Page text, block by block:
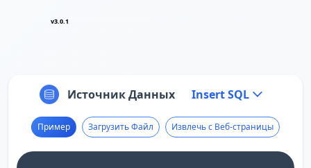
v3.0.1
Источник Данных Insert SQL
Пример Загрузить Файл Извлечь с Веб-страницы